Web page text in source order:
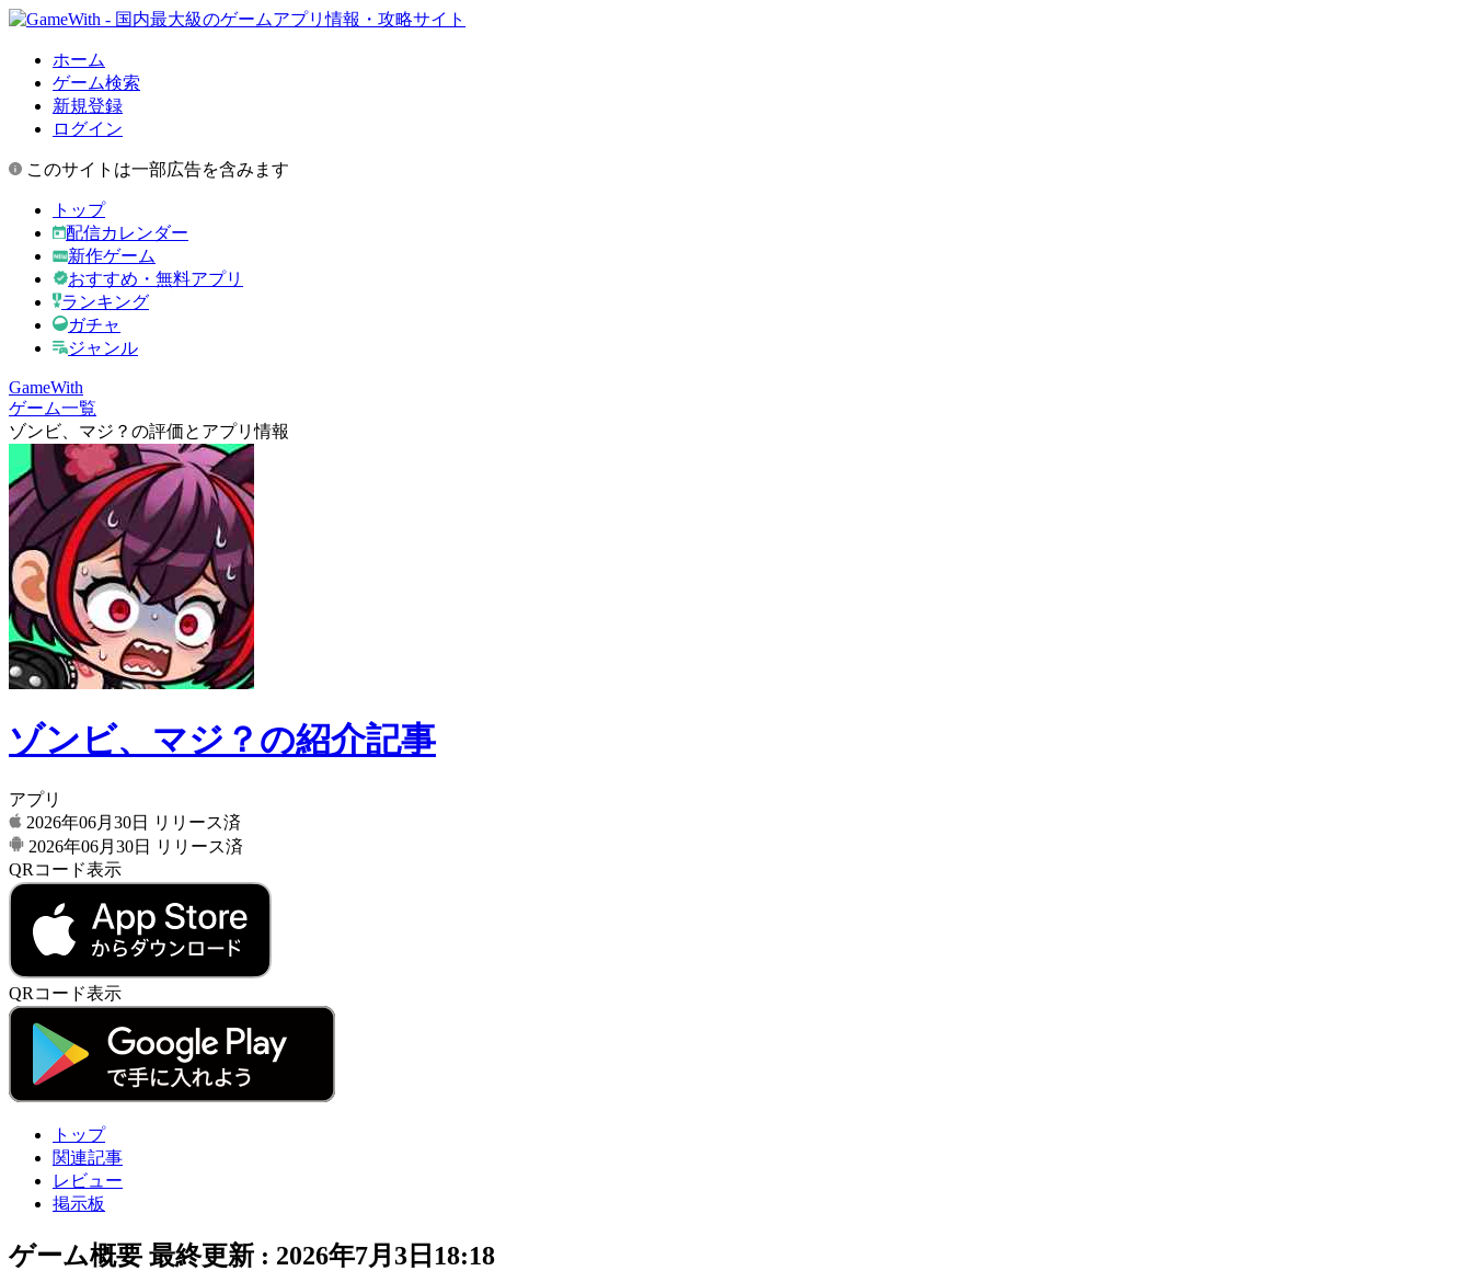
ホーム
ゲーム検索
新規登録
ログイン
このサイトは一部広告を含みます
トップ
配信カレンダー
新作ゲーム
おすすめ・無料アプリ
ランキング
ガチャ
ジャンル
GameWith
ゲーム一覧
ゾンビ、マジ？の評価とアプリ情報
ゾンビ、マジ？の紹介記事
アプリ
2026年06月30日
リリース済
2026年06月30日
リリース済
QRコード表示
QRコード表示
トップ
関連記事
レビュー
掲示板
ゲーム概要 最終更新 : 2026年7月3日18:18